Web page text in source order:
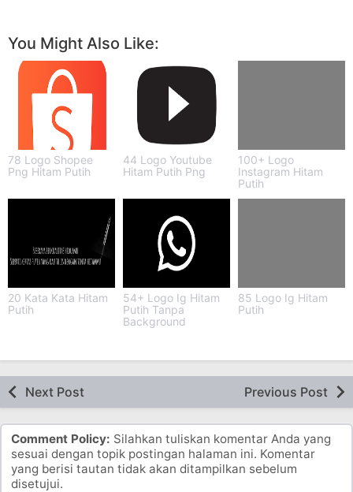
You Might Also Like:
78 Logo Shopee
Png Hitam Putih
44 Logo Youtube
Hitam Putih Png
100+ Logo
Instagram Hitam
Putih
20 Kata Kata Hitam
Putih
54+ Logo Ig Hitam
Putih Tanpa
Background
85 Logo Ig Hitam
Putih
Next Post Previous Post
Comment Policy: Silahkan tuliskan komentar Anda yang
sesuai dengan topik postingan halaman ini. Komentar
yang berisi tautan tidak akan ditampilkan sebelum
disetujui.